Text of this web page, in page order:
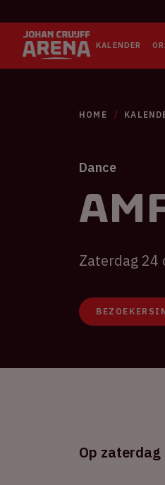
KALENDER
HOME
Dance
Zaterdag 24
Op